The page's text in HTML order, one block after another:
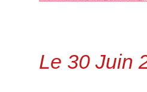
Le 30 Juin